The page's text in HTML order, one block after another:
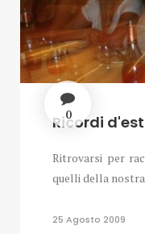
0
Ricordi
Ritrovarsi per
quelli della
25 Agosto 2009